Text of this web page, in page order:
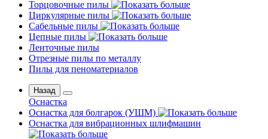
Торцовочные пилы
Циркулярные пилы
Сабельные пилы
Цепные пилы
Ленточные пилы
Отрезные пилы по металлу
Пилы для пеноматериалов
Назад
Оснастка
Оснастка для болгарок (УШМ)
Оснастка для вибрационных шлифмашин